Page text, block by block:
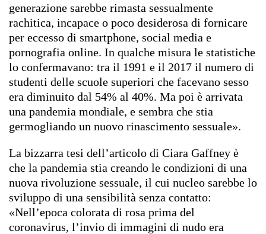
generazione sarebbe rimasta sessualmente
rachitica, incapace o poco desiderosa di fornicare
per eccesso di smartphone, social media e
pornografia online. In qualche misura le statistiche
lo confermavano: tra il 1991 e il 2017 il numero di
studenti delle scuole superiori che facevano sesso
era diminuito dal 54% al 40%. Ma poi è arrivata
una pandemia mondiale, e sembra che stia
germogliando un nuovo rinascimento sessuale».
La bizzarra tesi dell’articolo di Ciara Gaffney è
che la pandemia stia creando le condizioni di una
nuova rivoluzione sessuale, il cui nucleo sarebbe lo
sviluppo di una sensibilità senza contatto:
«Nell’epoca colorata di rosa prima del
coronavirus, l’invio di immagini di nudo era